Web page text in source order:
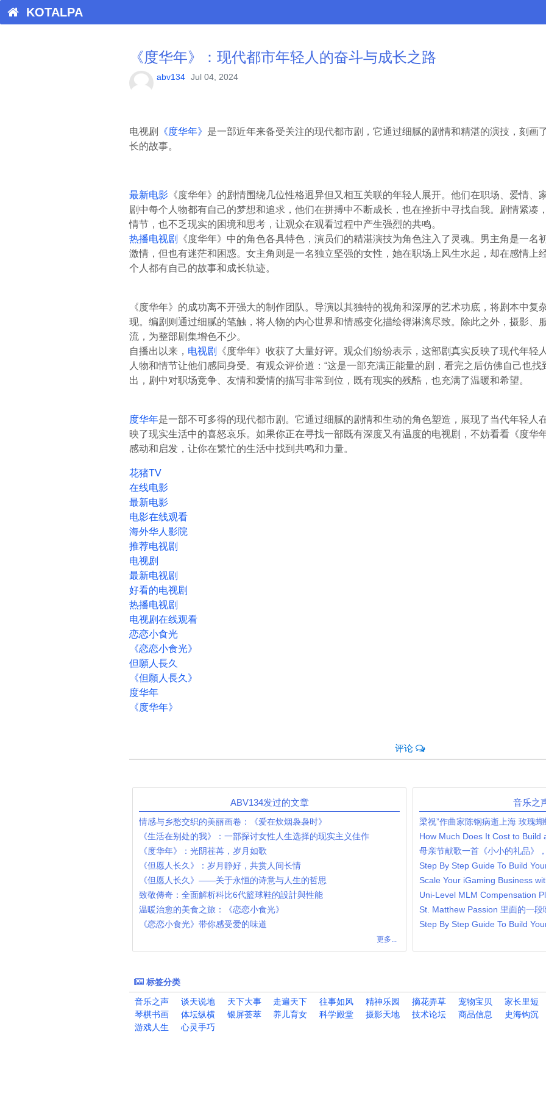
KOTALPA
《度华年》：现代都市年轻人的奋斗与成长之路
abv134 Jul 04, 2024
电视剧 《度华年》 是一部近年来备受关注的现代都市剧，它通过细腻的剧情和精湛的演技，刻画
长的故事。
最新电影 《度华年》的剧情围绕几位性格迥异但又相互关联的年轻人展开。他们在职场、爱情、
剧中每个人物都有自己的梦想和追求，他们在拼搏中不断成长，也在挫折中寻找自我。剧情紧凑
情节，也不乏现实的困境和思考，让观众在观看过程中产生强烈的共鸣。
热播电视剧
《度华年》中的角色各具特色，演员们的精湛演技为角色注入了灵魂。男主角是一名
激情，但也有迷茫和困惑。女主角则是一名独立坚强的女性，她在职场上风生水起，却在感情上
个人都有自己的故事和成长轨迹。
《度华年》的成功离不开强大的制作团队。导演以其独特的视角和深厚的艺术功底，将剧本中复
现。编剧则通过细腻的笔触，将人物的内心世界和情感变化描绘得淋漓尽致。除此之外，摄影、
流，为整部剧集增色不少。
自播出以来， 电视剧
《度华年》收获了大量好评。观众们纷纷表示，这部剧真实反映了现代年轻
人物和情节让他们感同身受。有观众评价道：“这是一部充满正能量的剧，看完之后仿佛自己也找
出，剧中对职场竞争、友情和爱情的描写非常到位，既有现实的残酷，也充满了温暖和希望。
度华年是一部不可多得的现代都市剧。它通过细腻的剧情和生动的角色塑造，展现了当代年轻人
映了现实生活中的喜怒哀乐。如果你正在寻找一部既有深度又有温度的电视剧，不妨看看《度华
感动和启发，让你在繁忙的生活中找到共鸣和力量。
花猪TV
在线电影
最新电影
电影在线观看
海外华人影院
推荐电视剧
电视剧
最新电视剧
好看的电视剧
热播电视剧
电视剧在线观看
恋恋小食光
《恋恋小食光》
但願人長久
《但願人長久》
度华年
《度华年》
评论
ABV134发过的文章
情感与乡愁交织的美丽画卷：《爱在炊烟袅袅时》
《生活在别处的我》：一部探讨女性人生选择的现实主义佳作
《度华年》：光阴荏苒，岁月如歌
《但愿人长久》：岁月静好，共赏人间长情
《但愿人长久》——关于永恒的诗意与人生的哲思
致敬傳奇：全面解析科比6代籃球鞋的設計與性能
温暖治愈的美食之旅：《恋恋小食光》
《恋恋小食光》带你感受爱的味道
更多...
音乐之
梁祝”作曲家陈钢病逝上海 玫瑰
How Much Does It Cost to
母亲节献歌一首《小小的礼品》
St. Matthew Passion 里面的一
Step By Step Guide To Build
标签分类
音乐之声
谈天说地 天下大事 走遍天下 往事如风 精神乐园 摘花弄草 宠物宝贝 家长里短
琴棋书画
体坛纵横 银屏荟萃 养儿育女 科学殿堂 摄影天地 技术论坛 商品信息 史海钩沉
游戏人生
心灵手巧